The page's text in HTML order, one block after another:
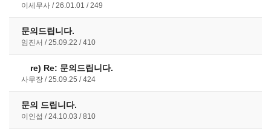
이세무사 26.01.01 249
문의드립니다.
임진서 25.09.22 410
re) Re: 문의드립니다.
사무장 25.09.25 424
문의 드립니다.
이인섭 24.10.03 810